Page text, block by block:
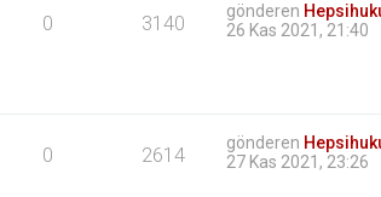
0 3140 gönderen
26 Kas 2021, 21:40
0 2614 gönderen
27 Kas 2021, 23:26